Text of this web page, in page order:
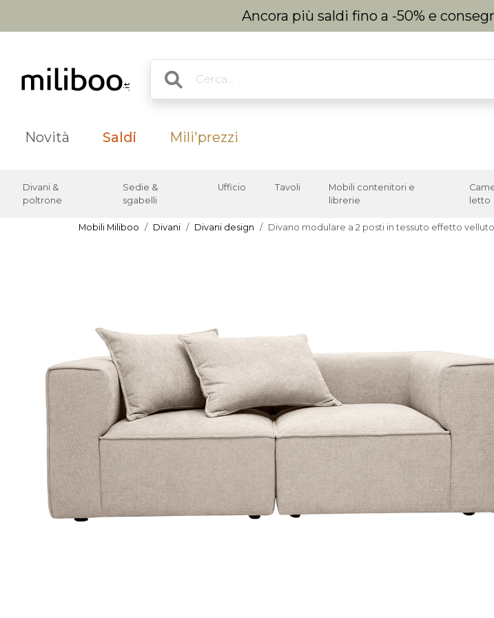
Ancora più saldi fino a -50% e
Novità Saldi Mili'prezzi
Divani &
poltrone
Sedie &
sgabelli
Ufficio Tavoli
Mobili contenitori e
librerie
letto
Mobili Miliboo Divani Divani design Divano modulare a 2 posti in tessuto effetto